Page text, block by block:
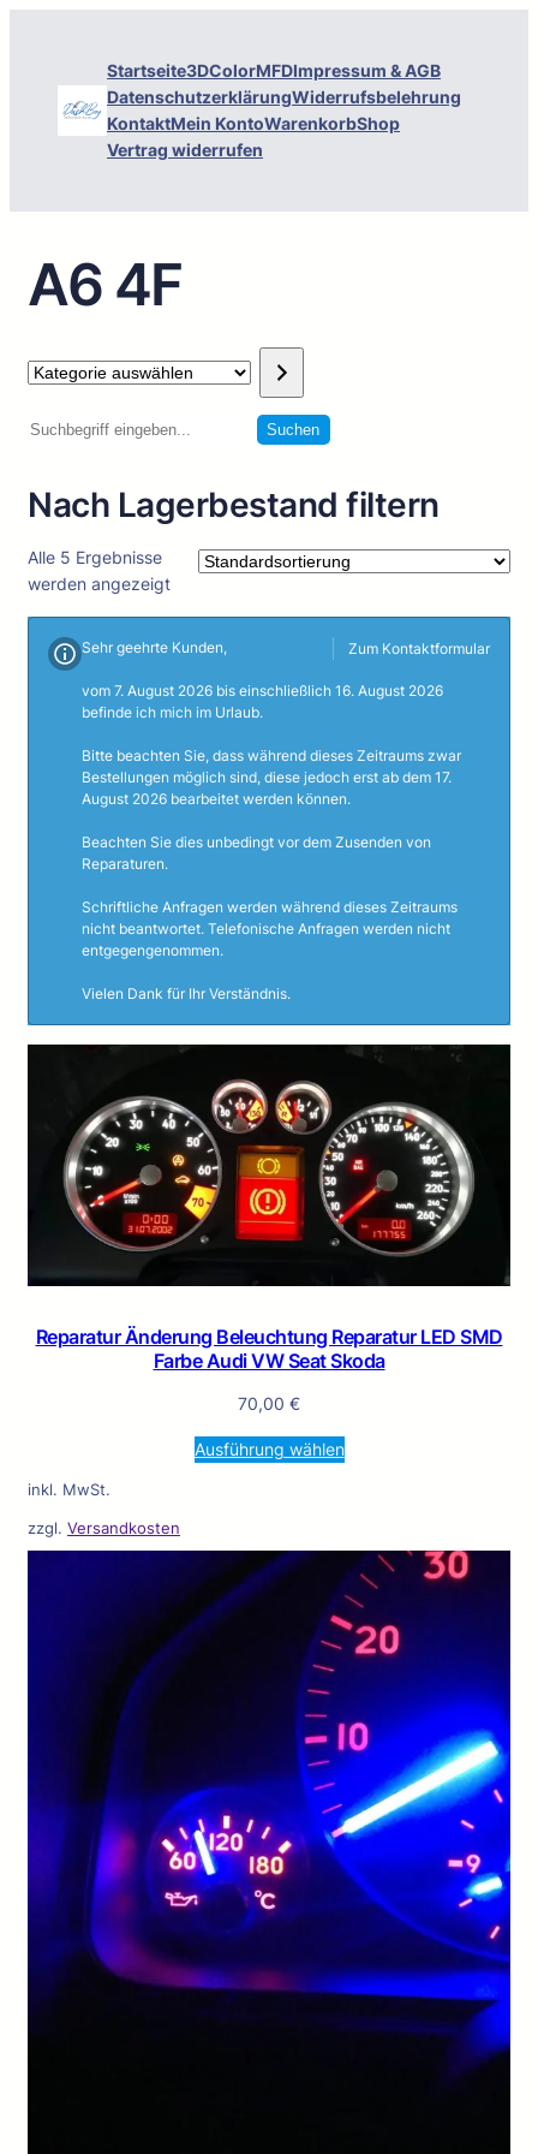
Startseite3DColorMFDImpressum & AGB
DatenschutzerklärungWiderrufsbelehrung
KontaktMein KontoWarenkorbShop
Vertrag widerrufen
A6 4F
Kategorie
auswählen
Suchen Suchen
Nach Lagerbestand filtern
Alle 5 Ergebnisse
werden angezeigt
Zum Kontaktformular
Sehr geehrte Kunden,
vom 7. August 2026 bis einschließlich 16. August 2026
befinde ich mich im Urlaub.
Bitte beachten Sie, dass während dieses Zeitraums zwar
Bestellungen möglich sind, diese jedoch erst ab dem 17.
August 2026 bearbeitet werden können.
Beachten Sie dies unbedingt vor dem Zusenden von
Reparaturen.
Schriftliche Anfragen werden während dieses Zeitraums
nicht beantwortet. Telefonische Anfragen werden nicht
entgegengenommen.
Vielen Dank für Ihr Verständnis.
Reparatur Änderung Beleuchtung Reparatur LED SMD
Farbe Audi VW Seat Skoda
70,00 €
Ausführung wählen
inkl. MwSt.
zzgl. Versandkosten